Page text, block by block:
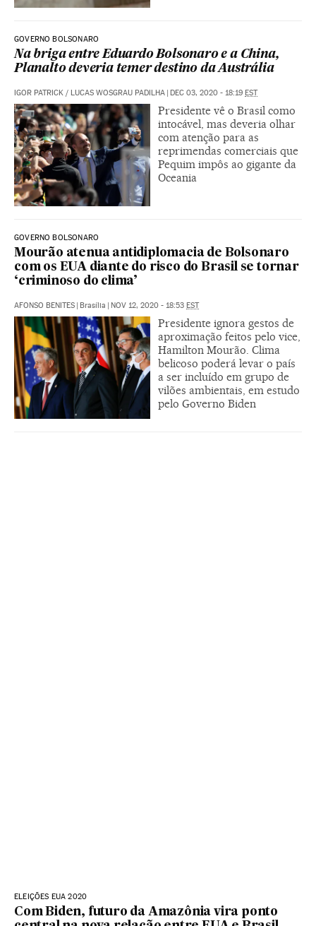
GOVERNO BOLSONARO
Na briga entre Eduardo Bolsonaro e a China,
Planalto deveria temer destino da Austrália
IGOR PATRICK / LUCAS WOSGRAU PADILHA | DEC 03, 2020 - 18:19 EST
Presidente vê o Brasil como
intocável, mas deveria olhar
com atenção para as
reprimendas comerciais que
Pequim impôs ao gigante da
Oceania
GOVERNO BOLSONARO
Mourão atenua antidiplomacia de Bolsonaro
com os EUA diante do risco do Brasil se tornar
‘criminoso do clima’
AFONSO BENITES | Brasília | NOV 12, 2020 - 18:53 EST
Presidente ignora gestos de
aproximação feitos pelo vice,
Hamilton Mourão. Clima
belicoso poderá levar o país
a ser incluído em grupo de
vilões ambientais, em estudo
pelo Governo Biden
ELEIÇÕES EUA 2020
Com Biden, futuro da Amazônia vira ponto